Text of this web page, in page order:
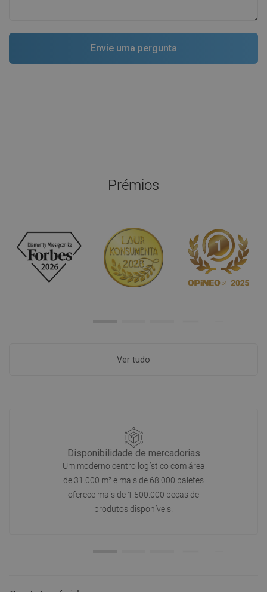
Prémios
Ver tudo
Disponibilidade de mercadorias
Um moderno centro logístico com área
de 31.000 m² e mais de 68.000 paletes
oferece mais de 1.500.000 peças de
produtos disponíveis!